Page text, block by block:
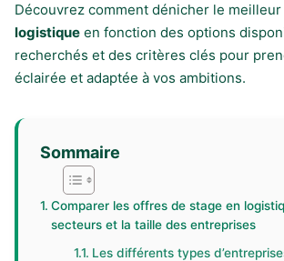
Découvrez comment dénicher le meilleur
logistique en fonction des options
recherchés et des critères clés pour
éclairée et adaptée à vos ambitions.
Sommaire
Comparer les offres de stage en
secteurs et la taille des entreprises
Les différents types